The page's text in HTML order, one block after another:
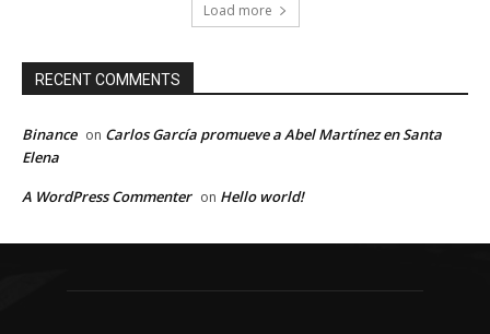
Load more
RECENT COMMENTS
Binance on Carlos García promueve a Abel Martínez en Santa
Elena
A WordPress Commenter on Hello world!